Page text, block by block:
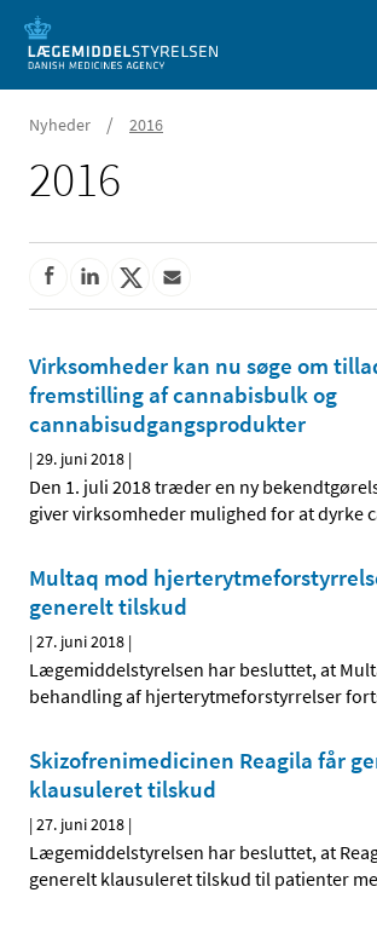
Nyheder / 2016
2016
Virksomheder kan nu søge om
fremstilling af cannabisbulk og
cannabisudgangsprodukter
|29. juni 2018 |
Den 1. juli 2018 træder en ny
giver virksomheder mulighed for at dyrke
Multaq mod
generelt tilskud
|27. juni 2018 |
Lægemiddelstyrelsen har besluttet, at
behandling af hjerterytmeforstyrrelser
Skizofrenimedicinen Reagila får
klausuleret tilskud
|27. juni 2018 |
Lægemiddelstyrelsen har besluttet, at
generelt klausuleret tilskud til patienter